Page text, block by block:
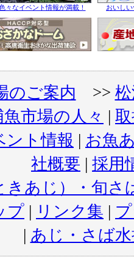
々なイベント情報が満載！ おいし
のご案内 >>
市場の人々 |
ント情報 | お魚
社概要 | 採用
きあじ）・旬さ
プ | リンク集 |
| あじ・さば